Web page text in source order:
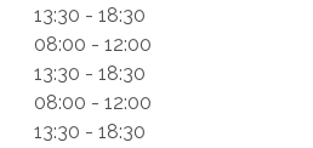
13:30 - 18:30
08:00 - 12:00
13:30 - 18:30
08:00 - 12:00
13:30 - 18:30